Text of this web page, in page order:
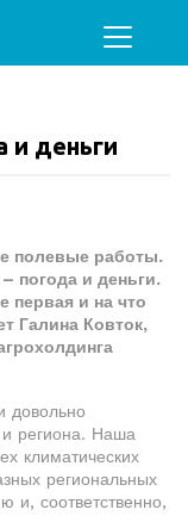
и деньги
полевые работы.
погода и деньги.
первая и на что
Галина Ковток,
довольно
и региона. Наша
климатических
региональных
и, соответственно,